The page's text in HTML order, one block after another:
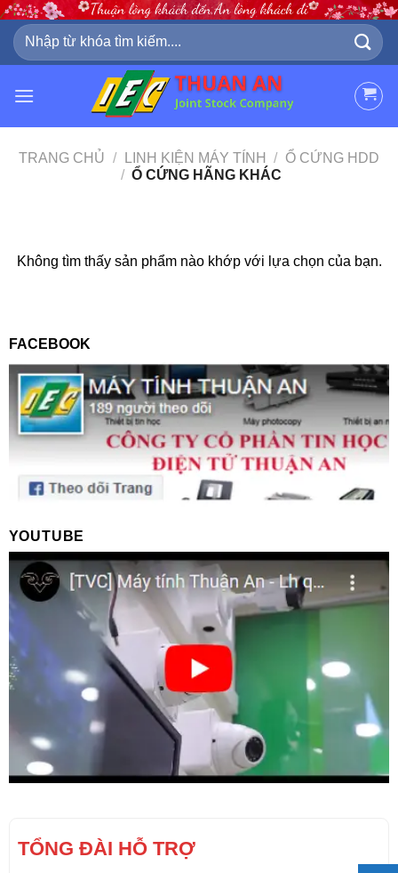
Skip
content
Tìm
kiếm:
TRANG CHỦ / LINH KIỆN MÁY TÍNH / Ổ CỨNG HDD
/ Ổ CỨNG HÃNG KHÁC
Không tìm thấy sản phẩm nào khớp với lựa chọn của bạn.
FACEBOOK
YOUTUBE
TỔNG ĐÀI HỖ TRỢ